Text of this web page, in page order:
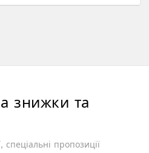
знижки та
спеціальні пропозиції